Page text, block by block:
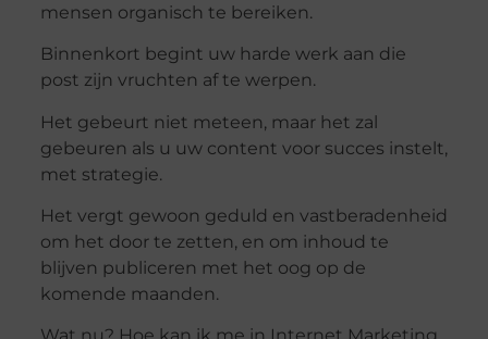
mensen organisch te bereiken.
Binnenkort begint uw harde werk aan die
post zijn vruchten af te werpen.
Het gebeurt niet meteen, maar het zal
gebeuren als u uw content voor succes instelt,
met strategie.
Het vergt gewoon geduld en vastberadenheid
om het door te zetten, en om inhoud te
blijven publiceren met het oog op de
komende maanden.